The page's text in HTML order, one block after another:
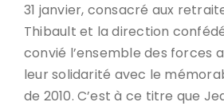
31 janvier, consacré aux
Thibault et la direction
convié l’ensemble des forces
leur solidarité avec le
de 2010. C’est à ce titre que